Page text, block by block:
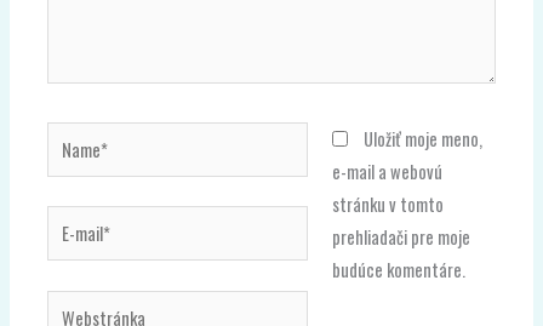
Name*
mail*
Webstránka
Uložiť moje meno,
e-mail a webovú
stránku v tomto
prehliadači pre moje
budúce komentáre.